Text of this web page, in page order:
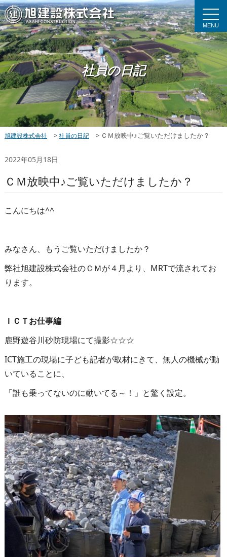
MENU
社員の日記
旭建設株式会社 > 社員の日記 > ＣＭ放映中♪ご覧いただけましたか？
2022年05月18日
ＣＭ放映中♪ご覧いただけましたか？
こんにちは^^
みなさん、もうご覧いただけましたか？
弊社旭建設株式会社のＣＭが４月より、MRTで流されてお
ります。
ＩＣＴお仕事編
鹿野遊谷川砂防現場にて撮影☆☆☆
ICT施工の現場に子ども記者が取材にきて、無人の機械が動
いていることに、
「誰も乗ってないのに動いてる～！」と驚く設定。